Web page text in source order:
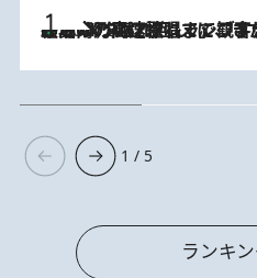
2026.8.7
「湘南乃風に憧れて」観客大盛上がりの“タオル回し”に、ラッパー顔負けの高速歌唱まで…さだまさし（74）のアグレッシブすぎる現在地
1 / 5
ランキ